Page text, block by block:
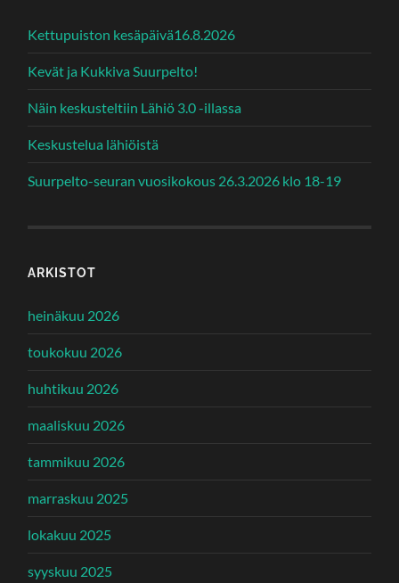
Kettupuiston kesäpäivä16.8.2026
Kevät ja Kukkiva Suurpelto!
Näin keskusteltiin Lähiö 3.0 -illassa
Keskustelua lähiöistä
Suurpelto-seuran vuosikokous 26.3.2026 klo 18-19
ARKISTOT
heinäkuu 2026
toukokuu 2026
huhtikuu 2026
maaliskuu 2026
tammikuu 2026
marraskuu 2025
lokakuu 2025
syyskuu 2025